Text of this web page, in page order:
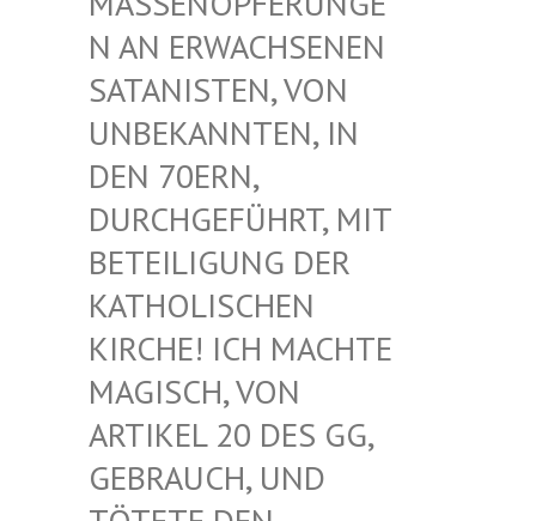
AN ERWACHSENEN S
ATANISTEN, VON U
NBEKANNTEN, IN D
EN 70ERN, D
URCHGEFÜHRT, MIT B
ETEILIGUNG DER K
ATHOLISCHEN K
IRCHE! ICH MACHTE M
AGISCH, VON A
RTIKEL 20 DES GG, G
EBRAUCH, UND T